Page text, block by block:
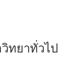
ทยาทั่วไป